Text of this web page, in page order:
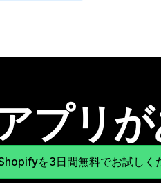
プリ
を3日間無料でお試しく